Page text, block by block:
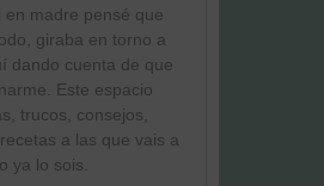
en madre pensé que
giraba en torno a
dando cuenta de que
Este espacio
trucos, consejos,
a las que vais a
ya lo sois.